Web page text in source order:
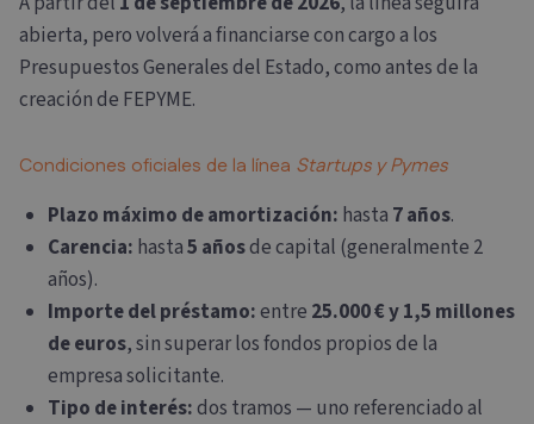
abierta, pero volverá a financiarse con cargo a los
Presupuestos Generales del Estado, como antes de la
creación de FEPYME.
Condiciones oficiales de la línea Startups y Pymes
Plazo máximo de amortización: hasta 7 años.
Carencia: hasta5 añosde capital (generalmente 2
años).
Importe del préstamo:entre 25.000 € y 1,5 millones
de euros, sin superar los fondos propios de la
empresa solicitante.
Tipo de interés:dos tramos — uno referenciado al